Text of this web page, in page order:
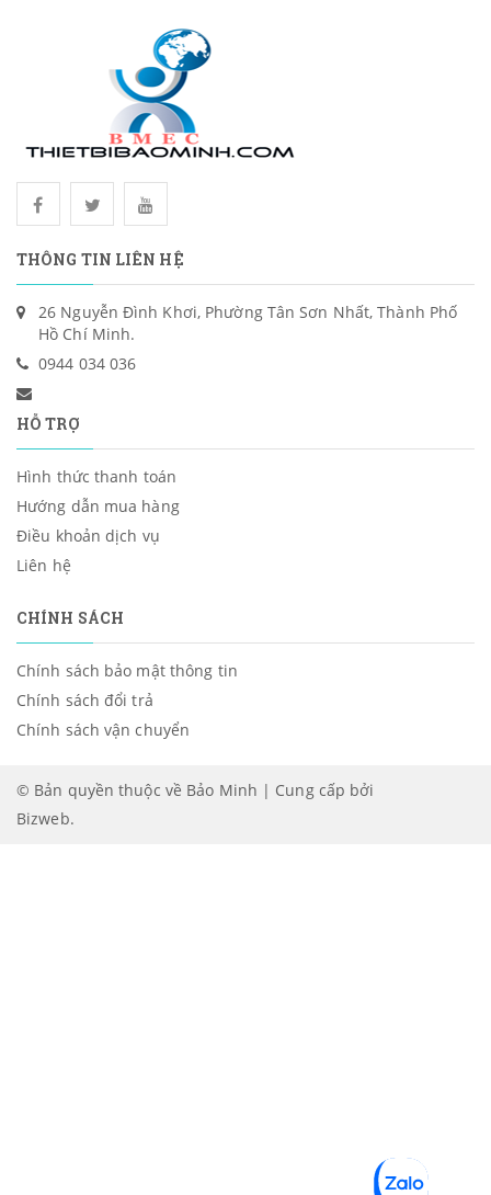
THÔNG TIN LIÊN HỆ
26 Nguyễn Đình Khơi, Phường Tân Sơn Nhất, Thành Phố
Hồ Chí Minh.
0944 034 036
HỖ TRỢ
Hình thức thanh toán
Hướng dẫn mua hàng
Điều khoản dịch vụ
Liên hệ
CHÍNH SÁCH
Chính sách bảo mật thông tin
Chính sách đổi trả
Chính sách vận chuyển
© Bản quyền thuộc về Bảo Minh | Cung cấp bởi
Bizweb.